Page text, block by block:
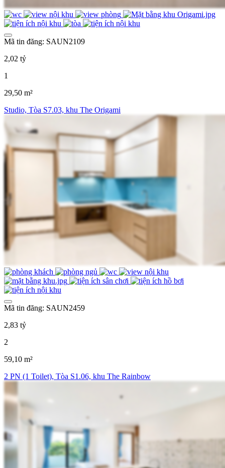
Mã tin đăng: SAUN2109
2,02 tỷ
1
29,50 m²
Studio, Tòa S7.03, khu The Origami
Mã tin đăng: SAUN2459
2,83 tỷ
2
59,10 m²
2 PN (1 Toilet), Tòa S1.06, khu The Rainbow